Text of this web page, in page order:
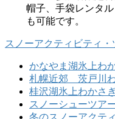
帽子、手袋レンタ
も可能です。
スノーアクティビティ・
かなやま湖氷上わ
札幌近郊 茨戸川
桂沢湖氷上わかさ
スノーシューツア
冬のスノーアクテ